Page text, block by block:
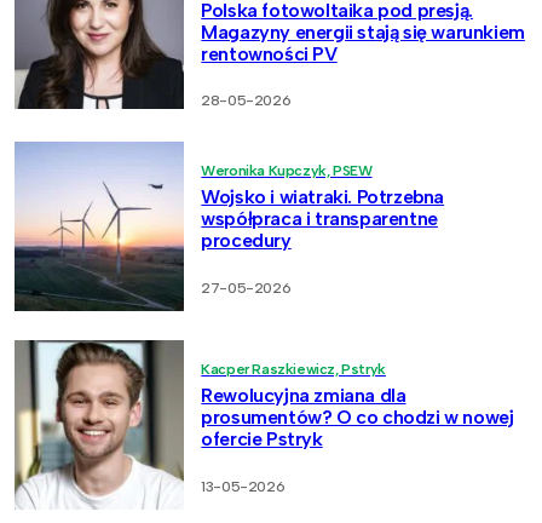
Polska fotowoltaika pod presją.
Magazyny energii stają się warunkiem
rentowności PV
28-05-2026
Weronika Kupczyk, PSEW
Wojsko i wiatraki. Potrzebna
współpraca i transparentne
procedury
27-05-2026
Kacper Raszkiewicz, Pstryk
Rewolucyjna zmiana dla
prosumentów? O co chodzi w nowej
ofercie Pstryk
13-05-2026